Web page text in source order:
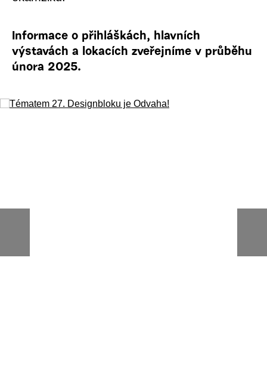
Informace o přihláškách, hlavních
výstavách a lokacích zveřejníme v průběhu
února 2025.